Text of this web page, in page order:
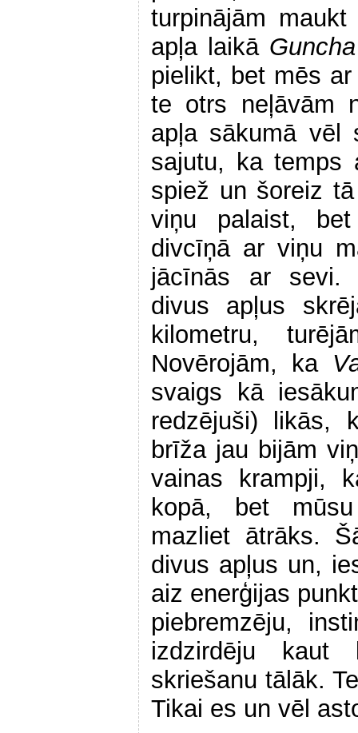
turpinājām
apļa laikā
pielikt, bet mēs
te otrs neļāvām
apļa sākumā vēl
sajutu, ka
spiež un šoreiz
viņu palaist,
divcīņā ar viņu
jācīnās ar sevi.
divus apļus
kilometru,
Novērojām, ka
svaigs kā
redzējuši) likās,
brīža jau bijām
vainas krampji,
kopā, bet
mazliet ātrāks.
divus apļus un,
aiz enerģijas
piebremzēju,
izdzirdēju
skriešanu tālāk.
Tikai es un vēl